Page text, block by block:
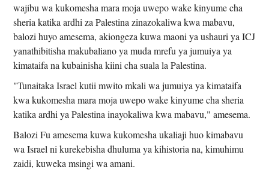
wajibu wa kukomesha mara moja uwepo wake kinyume cha
sheria katika ardhi za Palestina zinazokaliwa kwa mabavu,
balozi huyo amesema, akiongeza kuwa maoni ya ushauri ya ICJ
yanathibitisha makubaliano ya muda mrefu ya jumuiya ya
kimataifa na kubainisha kiini cha suala la Palestina.
"Tunaitaka Israel kutii mwito mkali wa jumuiya ya kimataifa
kwa kukomesha mara moja uwepo wake kinyume cha sheria
katika ardhi ya Palestina inayokaliwa kwa mabavu," amesema.
Balozi Fu amesema kuwa kukomesha ukaliaji huo kimabavu
wa Israel ni kurekebisha dhuluma ya kihistoria na, kimuhimu
zaidi, kuweka msingi wa amani.